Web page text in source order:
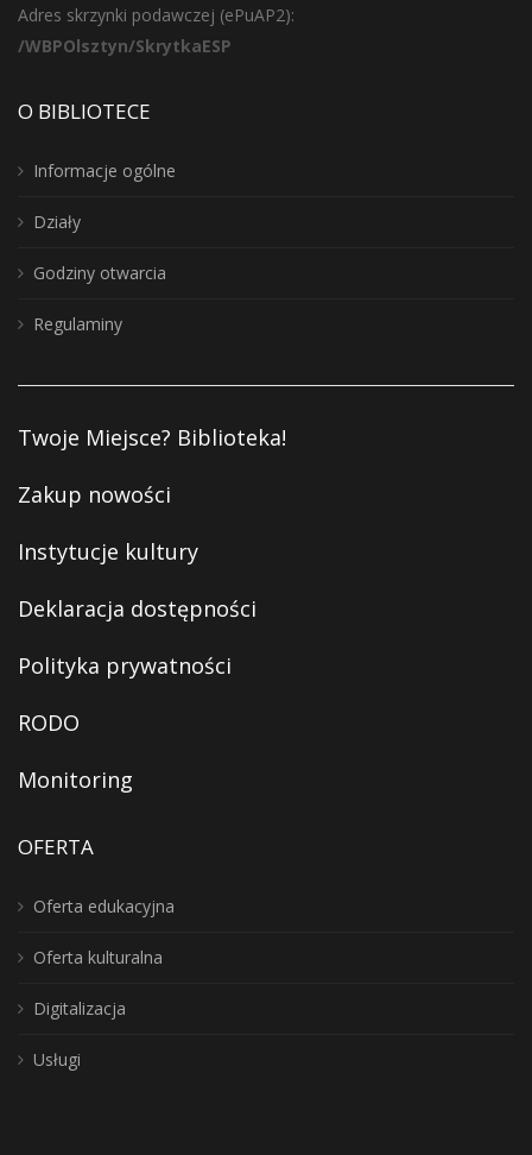
Adres skrzynki podawczej (ePuAP2):
/WBPOlsztyn/SkrytkaESP
O BIBLIOTECE
Informacje ogólne
Działy
Godziny otwarcia
Regulaminy
Twoje Miejsce? Biblioteka!
Zakup nowości
Instytucje kultury
Deklaracja dostępności
Polityka prywatności
RODO
Monitoring
OFERTA
Oferta edukacyjna
Oferta kulturalna
Digitalizacja
Usługi